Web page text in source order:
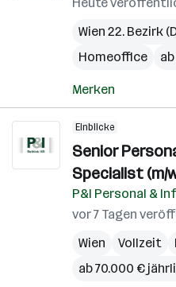
Wien 22. Bezirk
Homeoffice
Merken
Einblicke
Senior
Specialist (m/
P&I Personal &
vor 7 Tagen
Wien
Vollzeit
ab 70.000 €